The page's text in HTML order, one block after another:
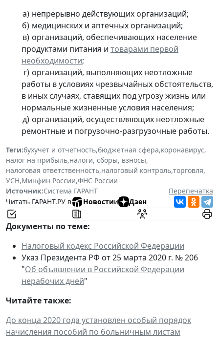
непрерывно действующих организаций;
медицинских и аптечных организаций;
организаций, обеспечивающих население
продуктами питания и товарами первой
необходимости;
организаций, выполняющих неотложные
работы в условиях чрезвычайных обстоятельств,
в иных случаях, ставящих под угрозу жизнь или
нормальные жизненные условия населения;
организаций, осуществляющих неотложные
ремонтные и погрузочно-разгрузочные работы.
Теги:бухучет и отчетность,бюджетная сфера,коронавирус,
налог на прибыль,налоги, сборы, взносы,
налоговая ответственность,налоговый контроль,торговля,
УСН,Минфин России,ФНС России
Источник:Система ГАРАНТ
Перепечатка
Читать ГАРАНТ.РУ в
Новостии Дзен
Документы по теме:
Налоговый кодекс Российской Федерации
Указ Президента РФ от 25 марта 2020 г. № 206
"Об объявлении в Российской Федерации
нерабочих дней"
Читайте также:
До конца 2020 года установлен особый порядок
начисления пособий по больничным листам